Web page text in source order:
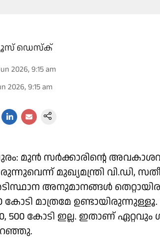
ഡെസ്ക്
2026, 9:15 am
2026, 9:15 am
മുൻ സർക്കാരിൻ്റെ
മുഖ്യമന്ത്രി വി.ഡി,
അനുമാനങ്ങൾ
കോടി മാത്രമേ ഉണ്ടായിരുന്നുള്ളൂ.
500 കോടി ഇല്ല. ഇതാണ്